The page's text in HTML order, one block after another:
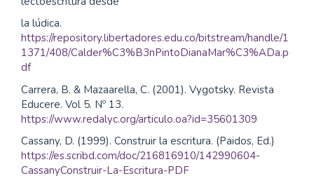
la lúdica.
https://repository.libertadores.edu.co/bitstream/handle/1
1371/408/Calder%C3%B3nPintoDianaMar%C3%ADa.p
df
Carrera, B. & Mazaarella, C. (2001). Vygotsky. Revista
Educere. Vol 5. Nº 13.
https://www.redalyc.org/articulo.oa?id=35601309
Cassany, D. (1999). Construir la escritura. (Paidos, Ed.)
https://es.scribd.com/doc/216816910/142990604-
CassanyConstruir-La-Escritura-PDF